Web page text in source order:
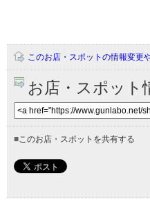
このお店・スポットの情報変更
お店・スポット
■このお店・スポットを共有する